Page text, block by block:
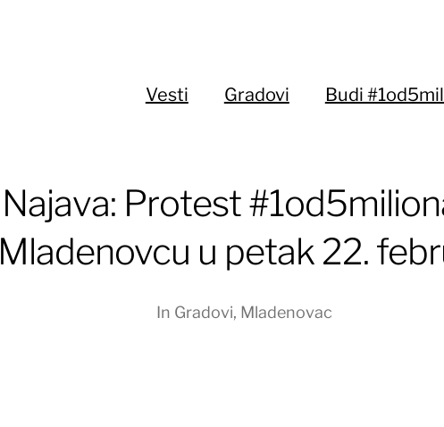
Vesti Gradovi Budi
Najava: Protest
Mladenovcu u petak 22.
In Gradovi, Mladenovac